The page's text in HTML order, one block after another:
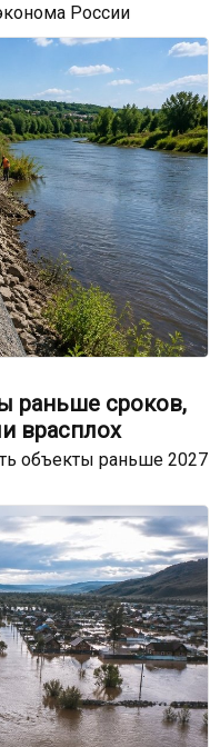
России
раньше сроков,
врасплох
объекты раньше 2027